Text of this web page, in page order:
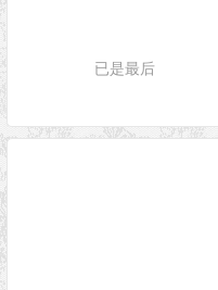
已是最后